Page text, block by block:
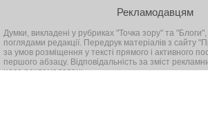
Рекламодавцям
Думки, викладені у рубриках "Точка зору" та "Блоги",
поглядами редакції. Передрук матеріалів з сайту
за умов розміщення у тексті прямого і активного
першого абзацу. Відповідальність за зміст
несе рекламодавець